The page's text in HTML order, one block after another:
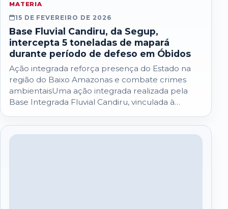
MATERIA
15 DE FEVEREIRO DE 2026
Base Fluvial Candiru, da Segup,
intercepta 5 toneladas de mapará
durante período de defeso em Óbidos
Ação integrada reforça presença do Estado na
região do Baixo Amazonas e combate crimes
ambientaisUma ação integrada realizada pela
Base Integrada Fluvial Candiru, vinculada à